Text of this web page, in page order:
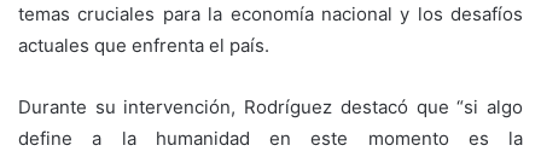
temas cruciales para la economía nacional y los desafíos
actuales que enfrenta el país.
Durante su intervención, Rodríguez destacó que “si algo
define a la humanidad en este momento es la